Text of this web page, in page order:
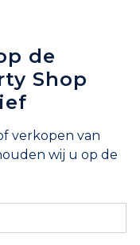
de
Shop
verkopen van
wij u op de